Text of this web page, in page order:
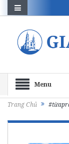
Menu
Trang Chủ